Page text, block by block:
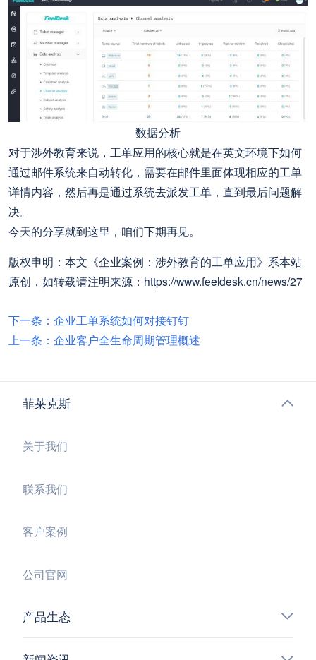
数据分析
对于涉外教育来说，工单应用的核心就是在英文环境下如何
通过邮件系统来自动转化，需要在邮件里面体现相应的工单
详情内容，然后再是通过系统去派发工单，直到最后问题解
决。
今天的分享就到这里，咱们下期再见。
版权申明：本文《企业案例：涉外教育的工单应用》系本站
原创，如转载请注明来源：https://www.feeldesk.cn/news/27
下一条：企业工单系统如何对接钉钉
上一条：企业客户全生命周期管理概述
菲莱克斯
关于我们
联系我们
客户案例
公司官网
产品生态